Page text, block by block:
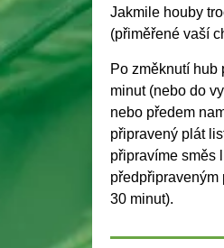
Jakmile houby
(přiměřené vaší
Po změknutí hub
minut (nebo do
nebo předem
připravený plát
připravíme směs
předpřipraveným
30 minut).